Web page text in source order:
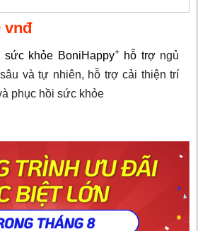
vnđ
khỏe BoniHappy+hỗ trợ ngủ
và tự nhiên, hỗ trợ cải thiện trí
phục hồi sức khỏe